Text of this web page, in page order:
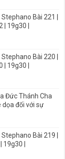
Bài 221 |
| 19g30 |
Bài 220 |
| 19g30 |
Đức Thánh Cha
dọa đối với sự
Bài 219 |
|